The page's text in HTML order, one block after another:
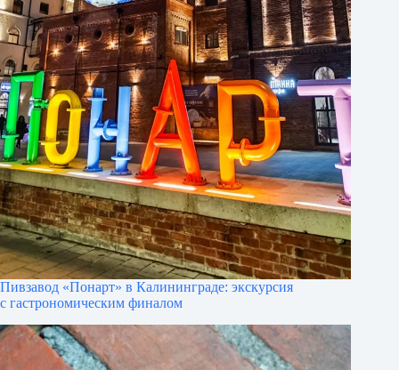
Пивзавод «Понарт» в Калининграде: экскурсия
с гастрономическим финалом